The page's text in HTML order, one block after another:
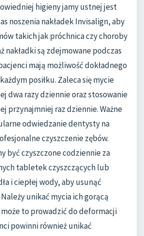
higieny jamy ustnej jest
noszenia nakładek Invisalign, aby
takich jak próchnica czy choroby
nakładki są zdejmowane podczas
mają możliwość dokładnego
posiłku. Zaleca się mycie
dwa razy dziennie oraz stosowanie
przynajmniej raz dziennie. Ważne
odwiedzanie dentysty na
czyszczenie zębów.
być czyszczone codziennie za
tabletek czyszczących lub
i ciepłej wody, aby usunąć
unikać mycia ich gorącą
to prowadzić do deformacji
powinni również unikać